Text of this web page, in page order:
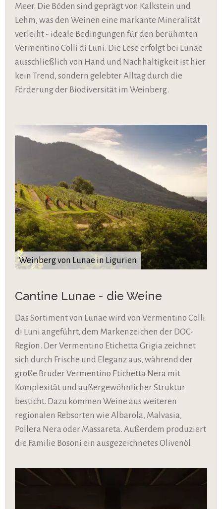
Meer. Die Böden sind geprägt von Kalkstein und
Lehm, was den Weinen eine markante Mineralität
verleiht - ideale Bedingungen für den berühmten
Vermentino Colli di Luni. Die Lese erfolgt bei Lunae
ausschließlich von Hand und Nachhaltigkeit ist hier
kein Trend, sondern gelebter Alltag durch die
Förderung der Biodiversität im Weinberg.
Weinberg von Lunae in Ligurien
Cantine Lunae - die Weine
Das Sortiment von Lunae wird von Vermentino Colli
di Luni angeführt, dem Markenzeichen der DOC-
Region. Der Vermentino Etichetta Grigia zeichnet
sich durch Frische und Eleganz aus, während der
große Bruder Vermentino Etichetta Nera mit
Komplexität und außergewöhnlicher Struktur
besticht. Dazu kommen Weine aus weiteren
regionalen Rebsorten wie Albarola, Malvasia,
Pollera Nera oder Massareta. Außerdem produziert
die Familie Bosoni ein ausgezeichnetes Olivenöl.